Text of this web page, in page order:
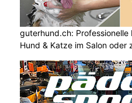
guterhund.ch: Professionelle
Hund & Katze im Salon oder